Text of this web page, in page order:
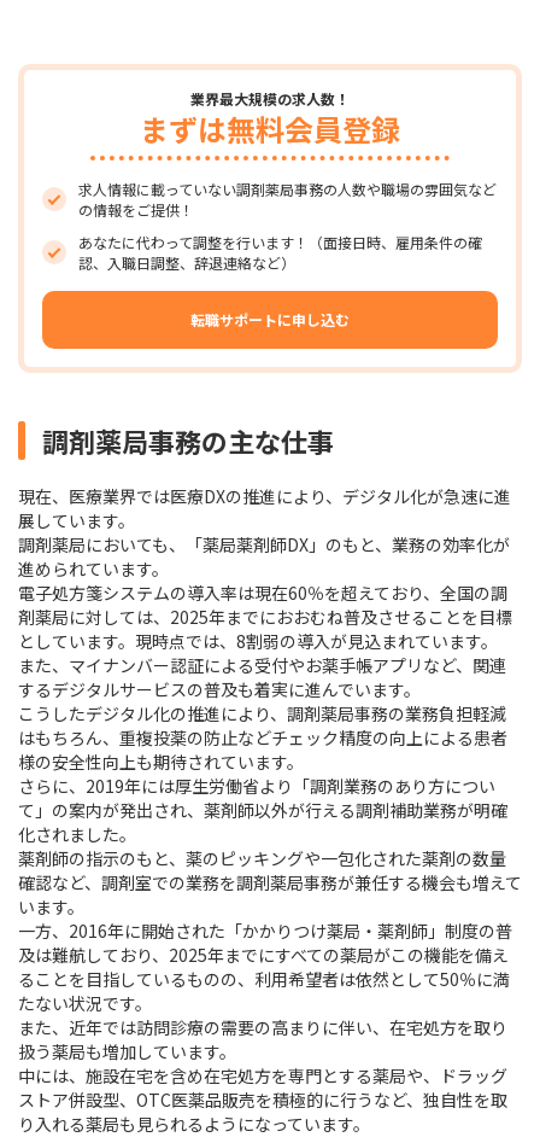
業界最大規模の求人数！
まずは無料会員登録
求人情報に載っていない調剤薬局事務の人数や職場の雰囲気など
の情報をご提供！
あなたに代わって調整を行います！（面接日時、雇用条件の確
認、入職日調整、辞退連絡など）
転職サポートに申し込む
調剤薬局事務の主な仕事
現在、医療業界では医療DXの推進により、デジタル化が急速に進
展しています。
調剤薬局においても、「薬局薬剤師DX」のもと、業務の効率化が
進められています。
電子処方箋システムの導入率は現在60％を超えており、全国の調
剤薬局に対しては、2025年までにおおむね普及させることを目標
としています。現時点では、8割弱の導入が見込まれています。
また、マイナンバー認証による受付やお薬手帳アプリなど、関連
するデジタルサービスの普及も着実に進んでいます。
こうしたデジタル化の推進により、調剤薬局事務の業務負担軽減
はもちろん、重複投薬の防止などチェック精度の向上による患者
様の安全性向上も期待されています。
さらに、2019年には厚生労働省より「調剤業務のあり方につい
て」の案内が発出され、薬剤師以外が行える調剤補助業務が明確
化されました。
薬剤師の指示のもと、薬のピッキングや一包化された薬剤の数量
確認など、調剤室での業務を調剤薬局事務が兼任する機会も増えて
います。
一方、2016年に開始された「かかりつけ薬局・薬剤師」制度の普
及は難航しており、2025年までにすべての薬局がこの機能を備え
ることを目指しているものの、利用希望者は依然として50％に満
たない状況です。
また、近年では訪問診療の需要の高まりに伴い、在宅処方を取り
扱う薬局も増加しています。
中には、施設在宅を含め在宅処方を専門とする薬局や、ドラッグ
ストア併設型、OTC医薬品販売を積極的に行うなど、独自性を取
り入れる薬局も見られるようになっています。